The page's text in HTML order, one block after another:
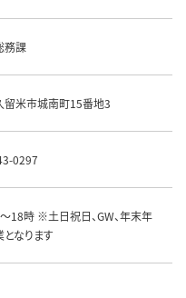
務課
留米市城南町15番地3
0297
18時 ※土日祝日、GW、年末年
なります